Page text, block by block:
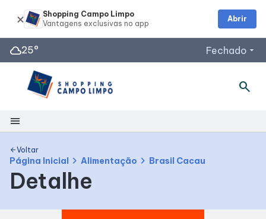
cloud25° Fechado arrow_drop_down
search
menu
Shopping
Mapa Interno
Como Chegar
arrow_backVoltar
Página Inicial chevron_right Alimentação chevron_right Brasil Cacau
Detalhe
Shopping Campo Limpo
Abrir